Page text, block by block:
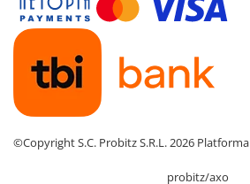
Retelistica
Accesorii switch-uri
Switch-uri
Adaptoare PowerLAN
Alte accesorii retea
Access Points & Range Extendere
©Copyright S.C. Probitz S.R.L. 2026
probitz/axo